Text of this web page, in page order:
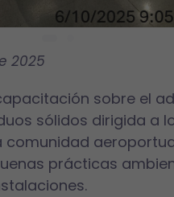
2025
sobre el
sólidos dirigida a
comunidad
prácticas